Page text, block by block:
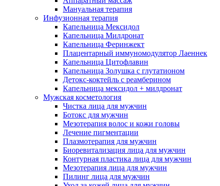
Мануальная терапия
Инфузионная терапия
Капельница Мексидол
Капельница Милдронат
Капельница Феринжект
Плацентарный иммуномодулятор Лаеннек
Капельница Цитофлавин
Капельница Золушка с глутатионом
Детокс-коктейль с реамберином
Капельница мексидол + милдронат
Мужская косметология
Чистка лица для мужчин
Ботокс для мужчин
Мезотерапия волос и кожи головы
Лечение пигментации
Плазмотерапия для мужчин
Биоревитализация лица для мужчин
Контурная пластика лица для мужчин
Мезотерапия лица для мужчин
Пилинг лица для мужчин